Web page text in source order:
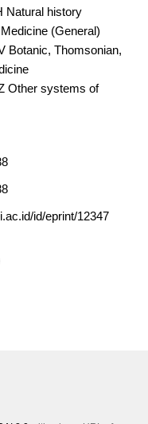
Natural history
(General)
Botanic, Thomsonian,
Other systems of
id/eprint/12347